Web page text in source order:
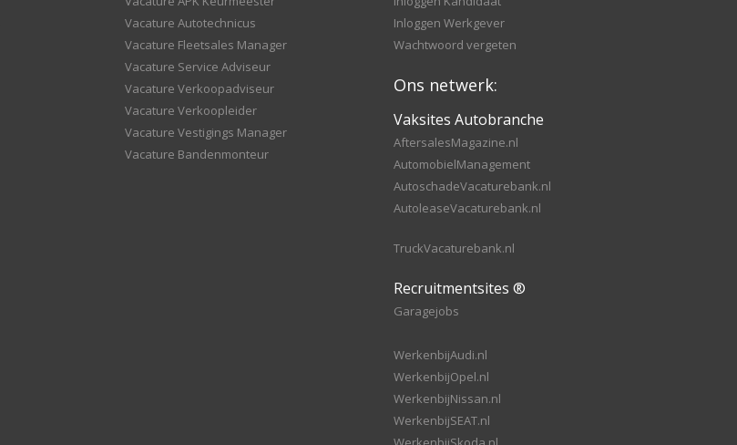
Vacature Autotechnicus
Vacature Fleetsales Manager
Vacature Service Adviseur
Vacature Verkoopadviseur
Vacature Verkoopleider
Vacature Vestigings Manager
Vacature Bandenmonteur
Inloggen Werkgever
Wachtwoord vergeten
Ons netwerk:
Vaksites Autobranche
AftersalesMagazine.nl
AutomobielManagement
AutoschadeVacaturebank.nl
AutoleaseVacaturebank.nl
TruckVacaturebank.nl
Recruitmentsites ®
Garagejobs
WerkenbijAudi.nl
WerkenbijOpel.nl
WerkenbijNissan.nl
WerkenbijSEAT.nl